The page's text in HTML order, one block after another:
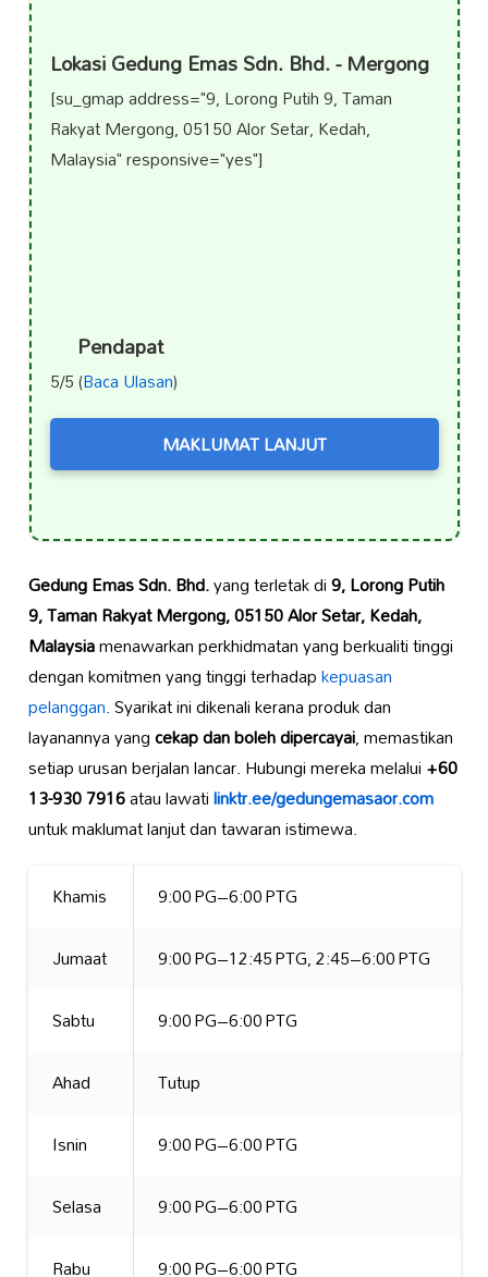
Lokasi Gedung Emas Sdn. Bhd. - Mergong
[su_gmap address="9, Lorong Putih 9, Taman
Rakyat Mergong, 05150 Alor Setar, Kedah,
Malaysia" responsive="yes"]
Pendapat
5/5 (Baca Ulasan)
MAKLUMAT LANJUT
Gedung Emas Sdn. Bhd.yang terletak di9, Lorong Putih
9, Taman Rakyat Mergong, 05150 Alor Setar, Kedah,
Malaysiamenawarkan perkhidmatan yang berkualiti tinggi
dengan komitmen yang tinggi terhadapkepuasan
pelanggan. Syarikat ini dikenali kerana produk dan
layanannya yangcekap dan boleh dipercayai, memastikan
setiap urusan berjalan lancar. Hubungi mereka melalui+60
13-930 7916atau lawatilinktr.ee/gedungemasaor.com
untuk maklumat lanjut dan tawaran istimewa.
Khamis
9:00 PG–6:00 PTG
Jumaat
9:00 PG–12:45 PTG, 2:45–6:00 PTG
Sabtu
9:00 PG–6:00 PTG
Ahad
Tutup
Isnin
9:00 PG–6:00 PTG
Selasa
9:00 PG–6:00 PTG
Rabu
9:00 PG–6:00 PTG